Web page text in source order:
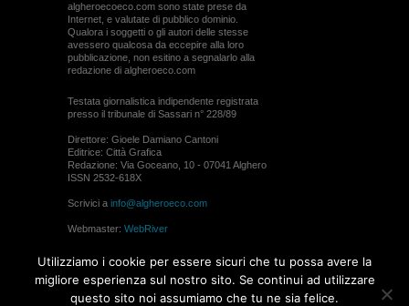
algheroecoeco.com sono state prese da
Internet, e valutate di pubblico dominio.
Qualora i soggetti o gli autori delle stesse
avessero qualcosa da eccepire alla loro
pubblicazione, non esitino a segnalarlo alla
redazione di algheroeco.com
Testata giornalistica indipendente registrata
presso il tribunale di Sassari n° 228/89
Direttore: Gioele Damiano Cantoni
Editrice: Città Grafica
Redazione: Via Goceano, 10 - 07041 Alghero
ISSN 2532-618X
Scrivici a info@algheroeco.com
Webmaster: WebRiver
permesso di algheroeco.com
Utilizziamo i cookie per essere sicuri che tu possa avere la
migliore esperienza sul nostro sito. Se continui ad utilizzare
questo sito noi assumiamo che tu ne sia felice.